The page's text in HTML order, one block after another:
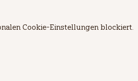
Cookie-Einstellungen blockiert.